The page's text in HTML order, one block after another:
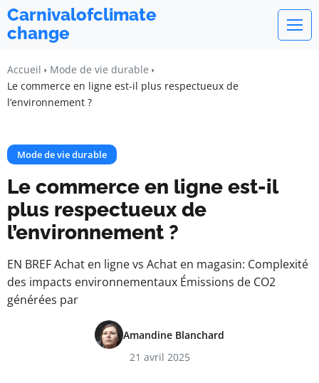
Carnivalofclimate
change
Accueil
Mode de vie durable
Le commerce en ligne est-il plus respectueux de
l’environnement ?
Mode de vie durable
Le commerce en ligne est-il
plus respectueux de
l’environnement ?
EN BREF Achat en ligne vs Achat en magasin: Complexité
des impacts environnementaux Émissions de CO2
générées par
Amandine Blanchard
21 avril 2025